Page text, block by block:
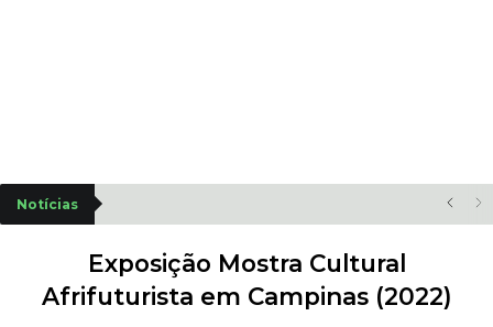
Notícias
Exposição Mostra Cultural
Afrifuturista em Campinas (2022)